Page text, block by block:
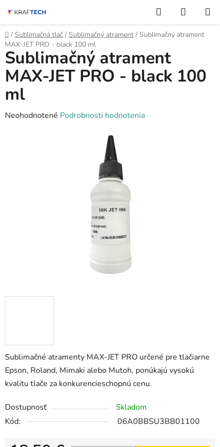
obsah
Hľadať
KOŠÍK
Domov
/ Sublimačná tlač / Sublimačný atrament / Sublimačný atrament
MAX-JET PRO - black 100 ml
Sublimačné atramenty MAX-JET PRO určené pre tlačiarne
Epson, Roland, Mimaki alebo Mutoh, ponúkajú vysokú
kvalitu tlače za konkurencieschopnú cenu.
Dostupnosť
Skladom
Kód:
06A0BBSU3BB01100
Sublimačný atrament
MAX-JET PRO - black 100
ml
Priemerné
Neohodnotené Podrobnosti hodnotenia